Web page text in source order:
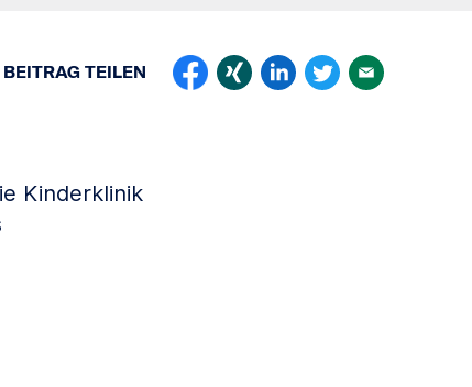
BEITRAG TEILEN
Kinderklinik